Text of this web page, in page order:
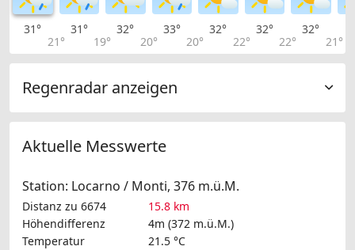
31°
21°
31°
19°
32°
20°
33°
20°
32°
22°
32°
22°
32°
21°
Regenradar anzeigen
Aktuelle Messwerte
Station: Locarno / Monti, 376 m.ü.M.
Distanz zu 6674
15.8 km
Höhendifferenz
4m (372 m.ü.M.)
Temperatur
21.5 °C